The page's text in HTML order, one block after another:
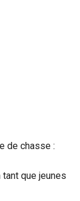
de chasse :
que jeunes